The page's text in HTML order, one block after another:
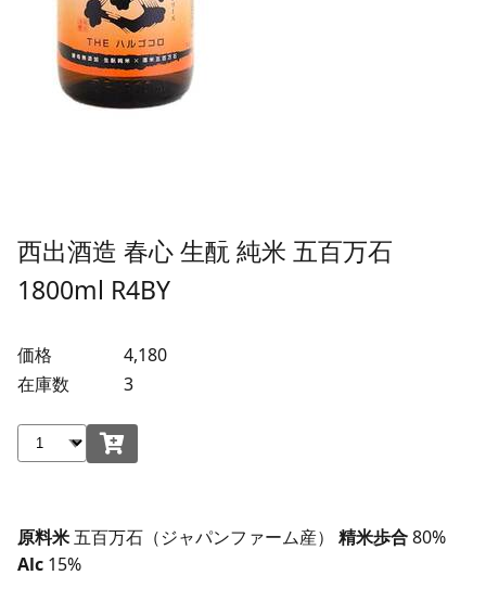
西出酒造 春心 生酛 純米 五百万石
1800ml R4BY
価格
4,180
在庫数
3
原料米五百万石（ジャパンファーム産） 精米歩合80%
Alc 15%